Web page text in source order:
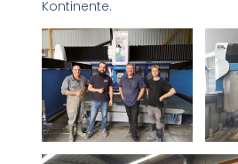
Kontinente.